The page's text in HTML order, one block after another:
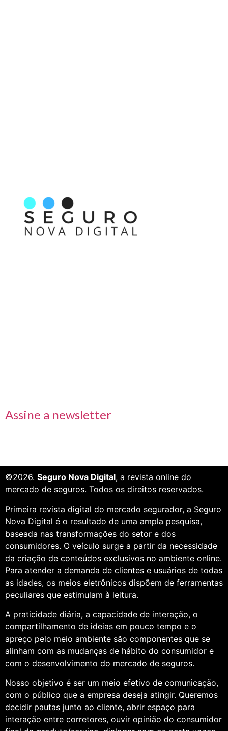
Assine a newsletter
©2026. Seguro Nova Digital, a revista online do
mercado de seguros. Todos os direitos reservados.
Primeira revista digital do mercado segurador, a Seguro
Nova Digital é o resultado de uma ampla pesquisa,
baseada nas transformações do setor e dos
consumidores. O veículo surge a partir da necessidade
da criação de conteúdos exclusivos no ambiente online.
Para atender a demanda de clientes e usuários de todas
as idades, os meios eletrônicos dispõem de ferramentas
peculiares que estimulam à leitura.
A praticidade diária, a capacidade de interação, o
compartilhamento de ideias em pouco tempo e o
apreço pelo meio ambiente são componentes que se
alinham com as mudanças de hábito do consumidor e
com o desenvolvimento do mercado de seguros.
Nosso objetivo é ser um meio efetivo de comunicação,
com o público que a empresa deseja atingir. Queremos
decidir pautas junto ao cliente, abrir espaço para
interação entre corretores, ouvir opinião do consumidor